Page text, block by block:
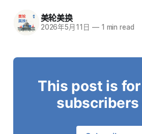
美轮美换
2026年5月11日 —1 min read
This post is
subscribers